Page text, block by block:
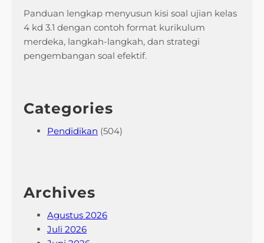
Panduan lengkap menyusun kisi soal ujian kelas
4 kd 3.1 dengan contoh format kurikulum
merdeka, langkah-langkah, dan strategi
pengembangan soal efektif.
Categories
Pendidikan (504)
Archives
Agustus 2026
Juli 2026